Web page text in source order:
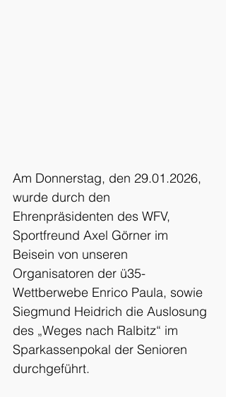
Am Donnerstag, den 29.01.2026,
wurde durch den
Ehrenpräsidenten des WFV,
Sportfreund Axel Görner im
Beisein von unseren
Organisatoren der ü35-
Wettberwebe Enrico Paula, sowie
Siegmund Heidrich die Auslosung
des „Weges nach Ralbitz“ im
Sparkassenpokal der Senioren
durchgeführt.